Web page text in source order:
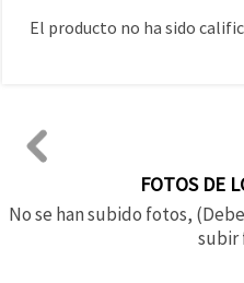
El producto no ha sido
FOTOS DE
No se han subido fotos,
subir